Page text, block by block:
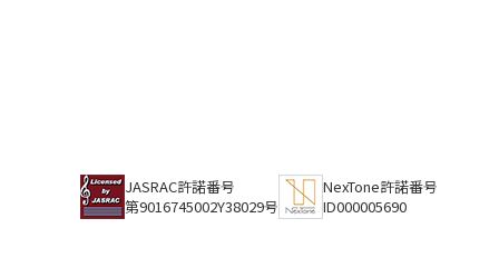
JASRAC許諾番号
第9016745002Y38029号
NexTone許諾番号
ID000005690